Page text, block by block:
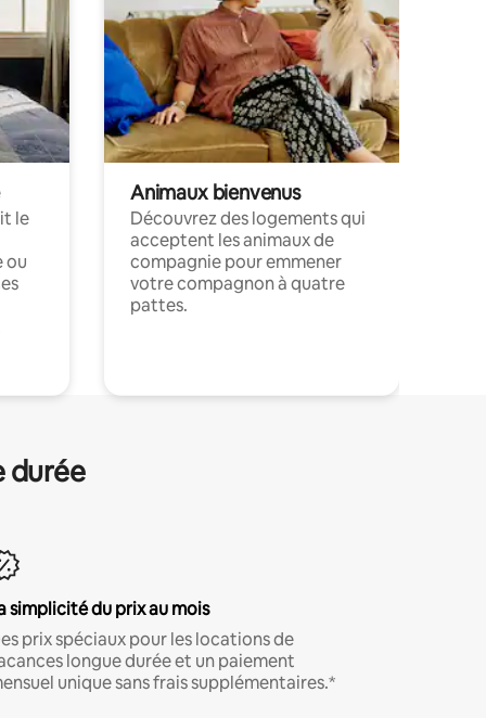
le
ou
Animaux bienvenus
Découvrez des logements qui
acceptent les animaux de
compagnie pour emmener
votre compagnon à quatre
pattes.
durée
simplicité du prix au mois
prix spéciaux pour les locations de
longue durée et un paiement
unique sans frais supplémentaires.*